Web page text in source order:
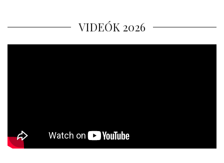
VIDEÓK 2026